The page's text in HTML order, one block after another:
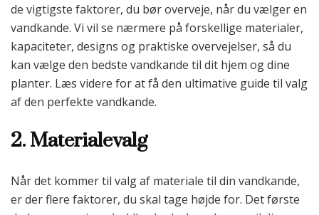
de vigtigste faktorer, du bør overveje, når du vælger en
vandkande. Vi vil se nærmere på forskellige materialer,
kapaciteter, designs og praktiske overvejelser, så du
kan vælge den bedste vandkande til dit hjem og dine
planter. Læs videre for at få den ultimative guide til valg
af den perfekte vandkande.
2. Materialevalg
Når det kommer til valg af materiale til din vandkande,
er der flere faktorer, du skal tage højde for. Det første